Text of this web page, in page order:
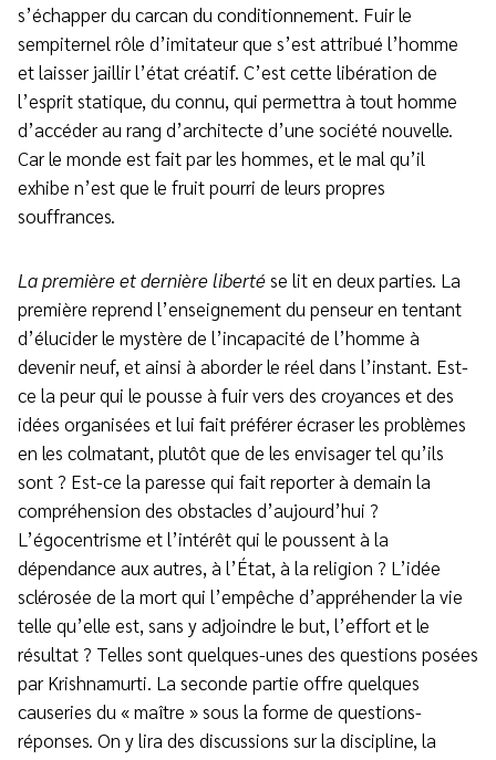
s’échapper du carcan du conditionnement. Fuir le
sempiternel rôle d’imitateur que s’est attribué l’homme
et laisser jaillir l’état créatif. C’est cette libération de
l’esprit statique, du connu, qui permettra à tout homme
d’accéder au rang d’architecte d’une société nouvelle.
Car le monde est fait par les hommes, et le mal qu’il
exhibe n’est que le fruit pourri de leurs propres
souffrances.
La première et dernière libertése lit en deux parties. La
première reprend l’enseignement du penseur en tentant
d’élucider le mystère de l’incapacité de l’homme à
devenir neuf, et ainsi à aborder le réel dans l’instant. Est-
ce la peur qui le pousse à fuir vers des croyances et des
idées organisées et lui fait préférer écraser les problèmes
en les colmatant, plutôt que de les envisager tel qu’ils
sont ? Est-ce la paresse qui fait reporter à demain la
compréhension des obstacles d’aujourd’hui ?
L’égocentrisme et l’intérêt qui le poussent à la
dépendance aux autres, à l’État, à la religion ? L’idée
sclérosée de la mort qui l’empêche d’appréhender la vie
telle qu’elle est, sans y adjoindre le but, l’effort et le
résultat ? Telles sont quelques-unes des questions posées
par Krishnamurti. La seconde partie offre quelques
causeries du « maître » sous la forme de questions-
réponses. On y lira des discussions sur la discipline, la